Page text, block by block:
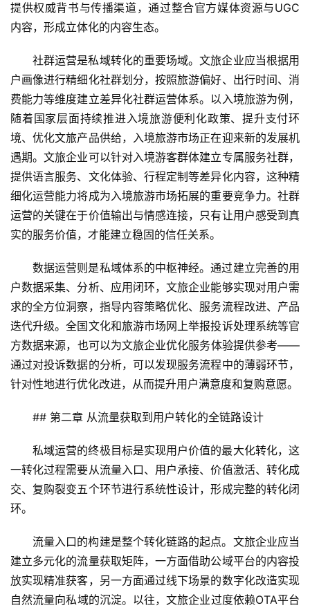
提供权威背书与传播渠道，通过整合官方媒体资源与UGC
内容，形成立体化的内容生态。
社群运营是私域转化的重要场域。文旅企业应当根据用
户画像进行精细化社群划分，按照旅游偏好、出行时间、消
费能力等维度建立差异化社群运营体系。以入境旅游为例，
随着国家层面持续推进入境旅游便利化政策、提升支付环
境、优化文旅产品供给，入境旅游市场正在迎来新的发展机
遇期。文旅企业可以针对入境游客群体建立专属服务社群，
提供语言服务、文化体验、行程定制等差异化内容，这种精
细化运营能力将成为入境旅游市场拓展的重要竞争力。社群
运营的关键在于价值输出与情感连接，只有让用户感受到真
实的服务价值，才能建立稳固的信任关系。
数据运营则是私域体系的中枢神经。通过建立完善的用
户数据采集、分析、应用闭环，文旅企业能够实现对用户需
求的全方位洞察，指导内容策略优化、服务流程改进、产品
迭代升级。全国文化和旅游市场网上举报投诉处理系统等官
方数据来源，也可以为文旅企业优化服务体验提供参考——
通过对投诉数据的分析，可以发现服务流程中的薄弱环节，
针对性地进行优化改进，从而提升用户满意度和复购意愿。
## 第二章 从流量获取到用户转化的全链路设计
私域运营的终极目标是实现用户价值的最大化转化，这
一转化过程需要从流量入口、用户承接、价值激活、转化成
交、复购裂变五个环节进行系统性设计，形成完整的转化闭
环。
流量入口的构建是整个转化链路的起点。文旅企业应当
建立多元化的流量获取矩阵，一方面借助公域平台的内容投
放实现精准获客，另一方面通过线下场景的数字化改造实现
自然流量向私域的沉淀。以往，文旅企业过度依赖OTA平台